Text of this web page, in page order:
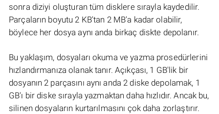
sonra diziyi oluşturan tüm disklere sırayla kaydedilir.
Parçaların boyutu 2 KB'tan 2 MB'a kadar olabilir,
böylece her dosya aynı anda birkaç diskte depolanır.
Bu yaklaşım, dosyaları okuma ve yazma prosedürlerini
hızlandırmanıza olanak tanır. Açıkçası, 1 GB'lik bir
dosyanın 2 parçasını aynı anda 2 diske depolamak, 1
GB'ı bir diske sırayla yazmaktan daha hızlıdır. Ancak bu,
silinen dosyaların kurtarılmasını çok daha zorlaştırır.